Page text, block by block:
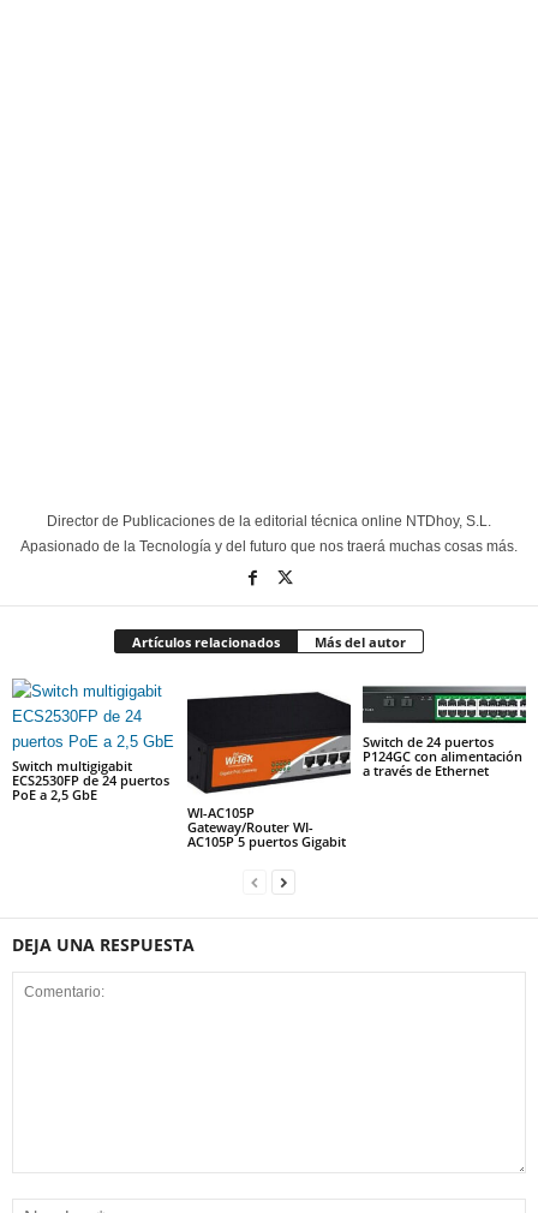
Director de Publicaciones de la editorial técnica online NTDhoy, S.L.
Apasionado de la Tecnología y del futuro que nos traerá muchas cosas más.
Artículos relacionados Más del autor
Switch multigigabit
ECS2530FP de 24 puertos
PoE a 2,5 GbE
WI-AC105P
Gateway/Router WI-
AC105P 5 puertos Gigabit
Switch de 24 puertos
P124GC con alimentación
a través de Ethernet
DEJA UNA RESPUESTA